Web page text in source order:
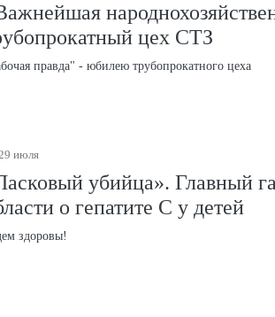
цех СТЗ
правда" - юбилею трубопрокатного цеха
июля
убийца». Главный
о гепатите С у детей
здоровы!